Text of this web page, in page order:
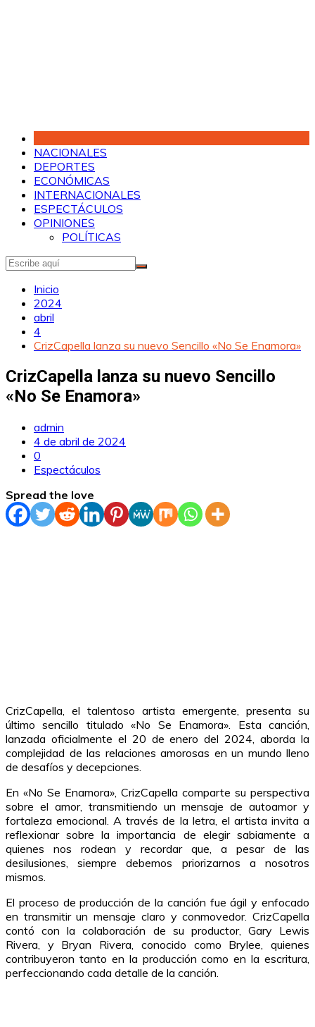
NACIONALES
DEPORTES
ECONÓMICAS
INTERNACIONALES
ESPECTÁCULOS
OPINIONES
POLÍTICAS
Inicio
2024
abril
4
CrizCapella lanza su nuevo Sencillo «No Se Enamora»
CrizCapella lanza su nuevo Sencillo
«No Se Enamora»
admin
4 de abril de 2024
0
Espectáculos
Spread the love
CrizCapella, el talentoso artista emergente, presenta su
último sencillo titulado «No Se Enamora». Esta canción,
lanzada oficialmente el 20 de enero del 2024, aborda la
complejidad de las relaciones amorosas en un mundo lleno
de desafíos y decepciones.
En «No Se Enamora», CrizCapella comparte su perspectiva
sobre el amor, transmitiendo un mensaje de autoamor y
fortaleza emocional. A través de la letra, el artista invita a
reflexionar sobre la importancia de elegir sabiamente a
quienes nos rodean y recordar que, a pesar de las
desilusiones, siempre debemos priorizarnos a nosotros
mismos.
El proceso de producción de la canción fue ágil y enfocado
en transmitir un mensaje claro y conmovedor. CrizCapella
contó con la colaboración de su productor, Gary Lewis
Rivera, y Bryan Rivera, conocido como Brylee, quienes
contribuyeron tanto en la producción como en la escritura,
perfeccionando cada detalle de la canción.